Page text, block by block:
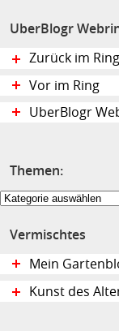
UberBlogr
Zurück im Ring
Vor im Ring
UberBlogr
Themen:
Themen:
Vermischtes
Mein
Kunst des